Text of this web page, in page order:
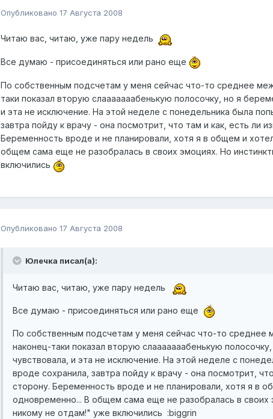
Опубликовано 17 Августа 2008
Читаю вас, читаю, уже пару недель
Все думаю - присоединяться или рано еще
По собственным подсчетам у меня сейчас что-то среднее
таки показал вторую слааааааабенькую полосочку, но я
и эта не исключение. На этой неделе с понедельника была
завтра пойду к врачу - она посмотрит, что там и как, есть ли
Беременность вроде и не планировали, хотя я в общем и
общем сама еще не разобралась в своих эмоциях. Но
включились
Опубликовано 17 Августа 2008
Юлечка писал(а):
Читаю вас, читаю, уже пару недель
Все думаю - присоединяться или рано еще
По собственным подсчетам у меня сейчас что-то среднее
наконец-таки показал вторую слааааааабенькую
чувствовала, и эта не исключение. На этой неделе с
вроде сохранила, завтра пойду к врачу - она посмотрит,
сторону. Беременность вроде и не планировали, хотя я в
одновременно... В общем сама еще не разобралась в своих
никому не отдам!" уже включились :biggrin